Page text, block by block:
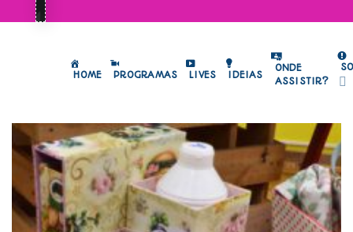
HOME PROGRAMAS LIVES IDEIAS
ONDE
ASSISTIR?